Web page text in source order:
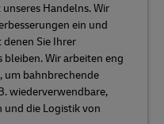
Handelns. Wir
ein und
Sie Ihrer
Wir arbeiten eng
um bahnbrechende
wiederverwendbare,
und die Logistik von